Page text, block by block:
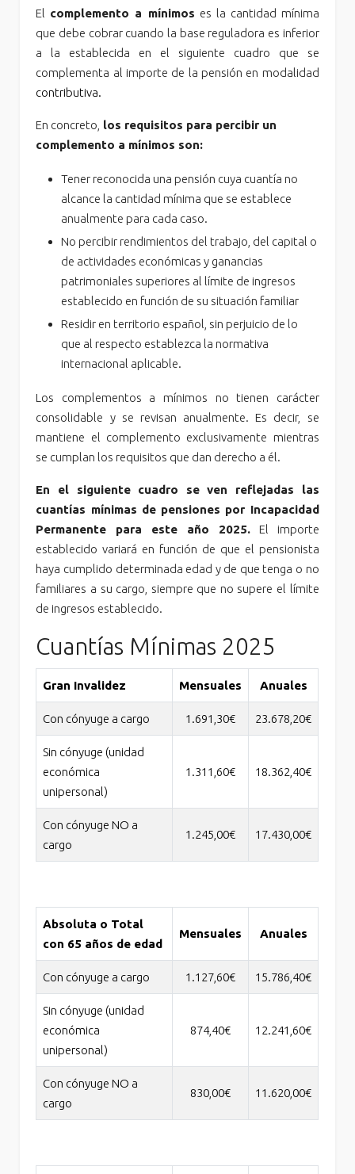
El complemento a mínimos es la cantidad mínima
que debe cobrar cuando la base reguladora es inferior
a la establecida en el siguiente cuadro que se
complementa al importe de la pensión en modalidad
contributiva.
En concreto, los requisitos para percibir un
complemento a mínimos son:
Tener reconocida una pensión cuya cuantía no
alcance la cantidad mínima que se establece
anualmente para cada caso.
No percibir rendimientos del trabajo, del capital o
de actividades económicas y ganancias
patrimoniales superiores al límite de ingresos
establecido en función de su situación familiar
Residir en territorio español, sin perjuicio de lo
que al respecto establezca la normativa
internacional aplicable.
Los complementos a mínimos no tienen carácter
consolidable y se revisan anualmente. Es decir, se
mantiene el complemento exclusivamente mientras
se cumplan los requisitos que dan derecho a él.
En el siguiente cuadro se ven reflejadas las
cuantías mínimas de pensiones por Incapacidad
Permanente para este año 2025.El importe
establecido variará en función de que el pensionista
haya cumplido determinada edad y de que tenga o no
familiares a su cargo, siempre que no supere el límite
de ingresos establecido.
Cuantías Mínimas 2025
Gran Invalidez Mensuales Anuales
Con cónyuge a cargo 1.691,30€ 23.678,20€
Sin cónyuge (unidad
económica
unipersonal)
1.311,60€ 18.362,40€
Con cónyuge NO a
cargo
1.245,00€ 17.430,00€
Absoluta o Total
con 65 años de edad
Mensuales Anuales
Con cónyuge a cargo 1.127,60€ 15.786,40€
Sin cónyuge (unidad
económica
unipersonal)
874,40€ 12.241,60€
Con cónyuge NO a
cargo
830,00€ 11.620,00€